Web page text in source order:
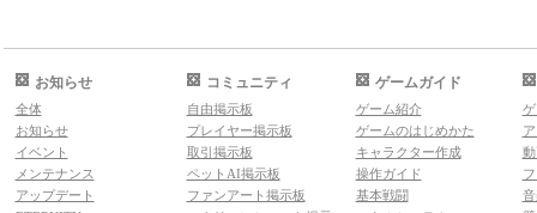
お知らせ
全体
お知らせ
イベント
メンテナンス
アップデート
コミュニティ
自由掲示板
プレイヤー掲示板
取引掲示板
ペットAI掲示板
ファンアート掲示板
ゲームガイド
ゲーム紹介
ゲームのはじめかた
キャラクター作成
操作ガイド
基本戦闘